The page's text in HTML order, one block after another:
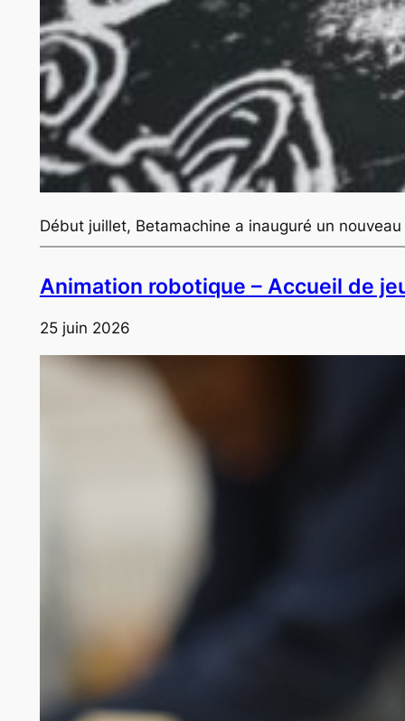
Début juillet, Betamachine a inauguré un
Animation robotique – Accueil de
25 juin 2026